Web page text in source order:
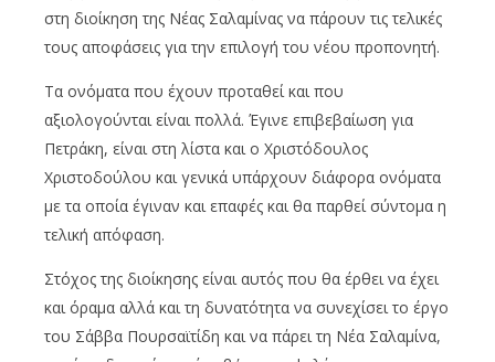
στη διοίκηση της Νέας Σαλαμίνας να πάρουν τις τελικές
τους αποφάσεις για την επιλογή του νέου προπονητή.
Τα ονόματα που έχουν προταθεί και που
αξιολογούνται είναι πολλά. Έγινε επιβεβαίωση για
Πετράκη, είναι στη λίστα και ο Χριστόδουλος
Χριστοδούλου και γενικά υπάρχουν διάφορα ονόματα
με τα οποία έγιναν και επαφές και θα παρθεί σύντομα η
τελική απόφαση.
Στόχος της διοίκησης είναι αυτός που θα έρθει να έχει
και όραμα αλλά και τη δυνατότητα να συνεχίσει το έργο
του Σάββα Πουρσαϊτίδη και να πάρει τη Νέα Σαλαμίνα,